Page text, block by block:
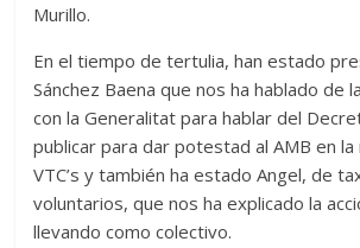
Murillo.
En el tiempo de tertulia, han estado
Sánchez Baena que nos ha hablado de
con la Generalitat para hablar del
publicar para dar potestad al AMB en la
VTC’s y también ha estado Angel, de
voluntarios, que nos ha explicado la
llevando como colectivo.